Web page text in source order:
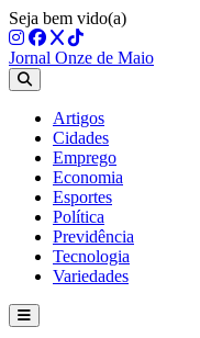
Seja bem vido(a)
Jornal Onze de Maio
Artigos
Cidades
Emprego
Economia
Esportes
Política
Previdência
Tecnologia
Variedades